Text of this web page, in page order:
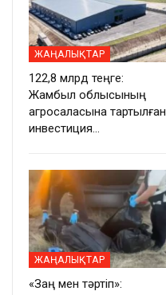
ЖАҢАЛЫҚТАР
122,8 млрд теңге:
Жамбыл облысының
агросаласына тартылған
инвестиция…
ЖАҢАЛЫҚТАР
«Заң мен тәртіп»: